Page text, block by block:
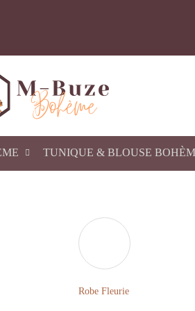
TUNIQUE & BLOUSE
Robe Fleurie